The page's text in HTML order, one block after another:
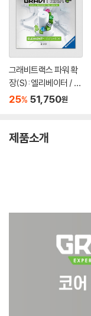
그래비트랙스 파워 확
장(S): 엘리베이터 / 마
블런[8세이상,1인이
25% 51,750원
제품소개